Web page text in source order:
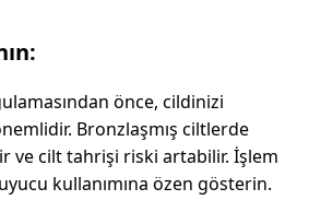
önce, cildinizi
Bronzlaşmış ciltlerde
ve cilt tahrişi riski artabilir. İşlem
kullanımına özen gösterin.